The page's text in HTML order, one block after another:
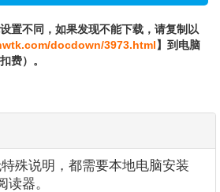
置不同，如果发现不能下载，请复制以
docdown/3973.html】到电脑
费）。
殊说明，都需要本地电脑安装
读器。